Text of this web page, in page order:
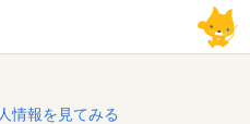
情報を見てみる